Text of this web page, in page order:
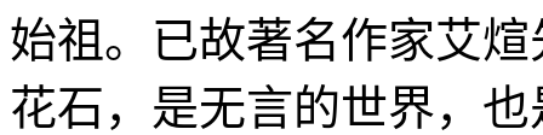
始祖。已故著名作家艾
花石，是无言的世界，